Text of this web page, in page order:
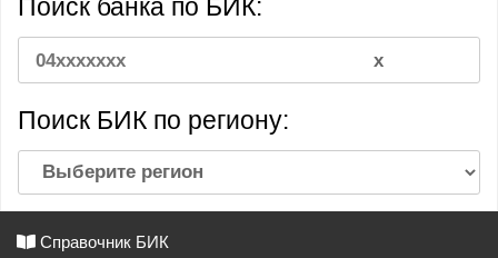
Поиск банка по БИК:
Поиск БИК по региону:
Справочник БИК